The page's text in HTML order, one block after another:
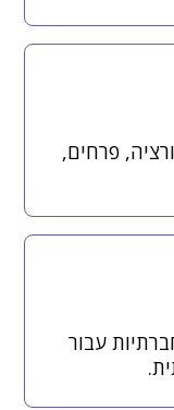
פרחים,
עבור